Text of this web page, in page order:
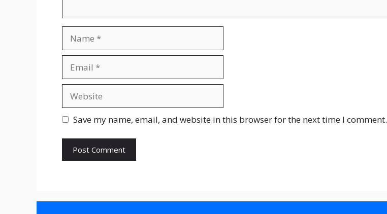
Save my name, email, and website in this browser for the next time I comment.